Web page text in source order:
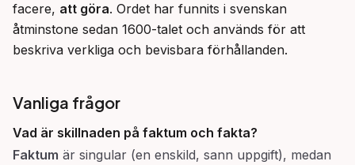
facere, att göra. Ordet har funnits i svenskan
åtminstone sedan 1600-talet och används för att
beskriva verkliga och bevisbara förhållanden.
Vanliga frågor
Vad är skillnaden på faktum och fakta?
Faktum är singular (en enskild, sann uppgift), medan